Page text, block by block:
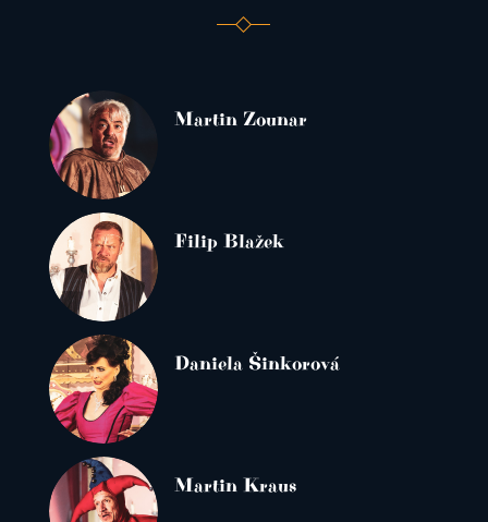
Martin Zounar
Filip Blažek
Daniela Šinkorová
Martin Kraus